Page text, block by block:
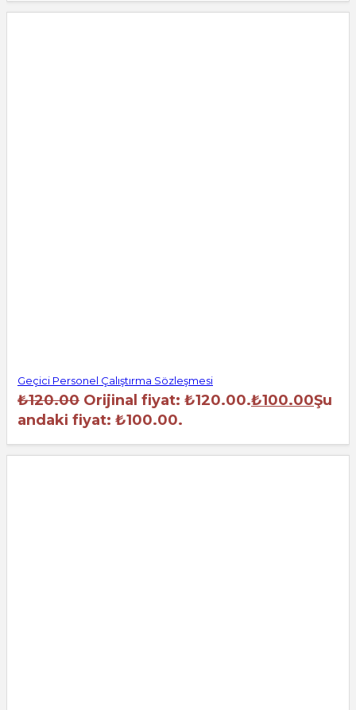
Geçici Personel Çalıştırma Sözleşmesi
₺120.00 Orijinal fiyat: ₺120.00.₺100.00Şu
andaki fiyat: ₺100.00.